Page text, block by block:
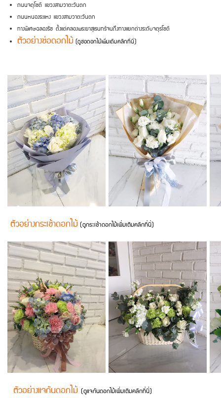
ถนนจตุโชติ แขวงสามวาตะวันตก
ถนนหนองระแหง แขวงสามวาตะวันตก
ทางพิเศษฉลองรัช ตั้งแต่คลองพระยาสุเรนทร์จนถึงทางแยกต่างระดับจตุรโชติ
ตัวอย่างช่อดอกไม้ (ดูช่อดอกไม้เพิ่มเติมคลิกที่นี่)
ตัวอย่างกระเช้าดอกไม้(ดูกระเช้าดอกไม้เพิ่มเติมคลิกที่นี่)
ตัวอย่างแจกันดอกไม้ (ดูแจกันดอกไม้เพิ่มเติมคลิกที่นี่)